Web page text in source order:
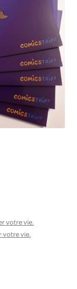
votre vie.
votre vie.